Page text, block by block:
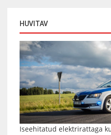
HUVITAV
Iseehitatud elektrirattaga